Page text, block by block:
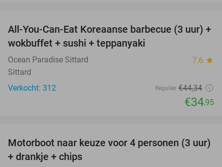
21%
All-You-Can-Eat Koreaanse barbecue (3 uur) +
wokbuffet + sushi + teppanyaki
Ocean Paradise Sittard 7.6 star
Sittard
Verkocht: 312
Regulier €44,34
€34,95
31%
Motorboot naar keuze voor 4 personen (3 uur)
+ drankje + chips